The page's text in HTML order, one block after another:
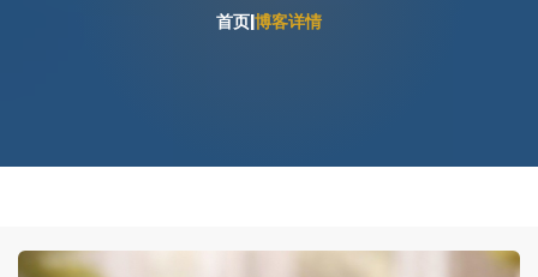
首页|博客详情